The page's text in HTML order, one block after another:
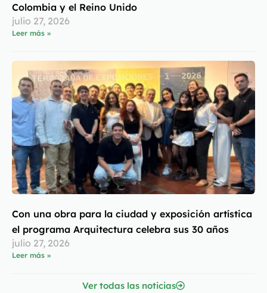
Colombia y el Reino Unido
julio 27, 2026
Leer más »
Con una obra para la ciudad y exposición artística
el programa Arquitectura celebra sus 30 años
julio 27, 2026
Leer más »
Ver todas las noticias